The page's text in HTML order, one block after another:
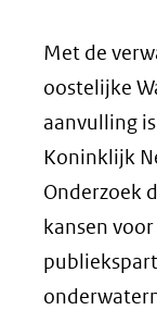
Met de
oostelijke
aanvulling
Koninklijk
Onderzoek
kansen